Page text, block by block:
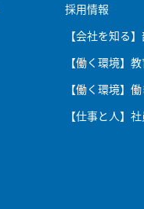
採用情報
【会社を知る
【働く環境】
【働く環境】
【仕事と人】